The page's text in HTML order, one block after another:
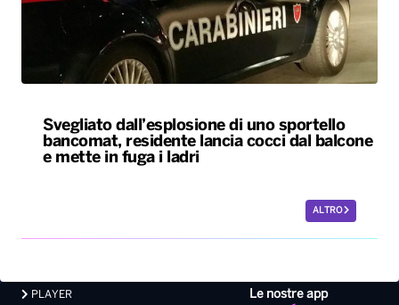
Svegliato dall’esplosione di uno sportello
bancomat, residente lancia cocci dal balcone
e mette in fuga i ladri
ALTRO
Le nostre app
PLAYER